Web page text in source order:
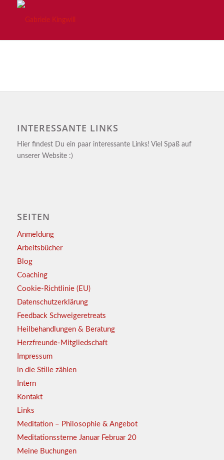
INTERESSANTE LINKS
Hier findest Du ein paar interessante Links! Viel Spaß auf
unserer Website :)
SEITEN
Anmeldung
Arbeitsbücher
Blog
Coaching
Cookie-Richtlinie (EU)
Datenschutzerklärung
Feedback Schweigeretreats
Heilbehandlungen & Beratung
Herzfreunde-Mitgliedschaft
Impressum
in die Stille zählen
Intern
Kontakt
Links
Meditation – Philosophie & Angebot
Meditationssterne Januar Februar 20
Meine Buchungen